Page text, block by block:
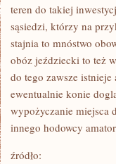
O
I
ZAPOMNIEĆ
teren do takiej
sąsiedzi, którzy na
stajnia to mnóstwo
obóz jeździecki to też
do tego zawsze
ewentualnie konie
wypożyczanie miejsca
innego hodowcy
źródło: